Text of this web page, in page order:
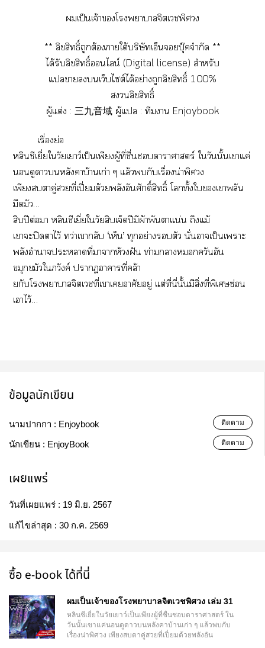
เป็นเจ้าโาาจิตเพิศวง
** ลิขสิทธิ์ถูกต้องาใต้บริษัทเอ็นยบุ๊คจำกัด **
ได้รับลิขสิทธิ์นไลน์ (Digital license) สำหรับ
แาเว็บไซต์ได้อย่างถูกลิขสิทธิ์ 100%
ลิขสิทธิ์
ผู้แต่ง : 三九音域 ผู้แ : ทีมา Enjoybook
เรื่องย่อ
หลินชีเยี่ยใวัยเยาว์เป็นเพียงผู้ที่ชื่นาาศาสตร์ ใวันนั้นเาแค่
นอนดูดาวหลังคาบ้านเก่า ๆ แล้วกับเรื่องน่าพิศวง
เพียงาคู่ที่เปี่ยมด้วยพลังอันศักดิ์สิทธิ์ โทั้งใเาพลัน
มืดมัว…
สิบปีต่อมา หลินชีเยี่ยใวัยสิบเจ็ดปีมีผ้าพันาแน่น ถึงแม้
เาะปิดาไว้ ทว่าเากลับ ‘เห็น’ ทุกอย่างตัว นั่นาเป็นเาะ
พลังอำนาจะาที่าาห้วงฝัน ท่ามกลางควันอัน
ขมุกขมัวใภวังค์ าาาที่คล้า
ยกับโาาจิตเที่เาเอาศัยอยู่ แต่ที่นี่นั้นมีสิ่งที่พิเศษซ่อน
เาไว้…
ข้อมูลนักเขียน
นามปากกา : Enjoybook ติดตาม
นักเขียน : EnjoyBook ติดตาม
เผยแพร่
วันที่เผยแพร่ : 19 มิ.ย. 2567
แก้ไขล่าสุด : 30 ก.ค. 2569
ซื้อ e-book ได้ที่นี่
ผมเป็นเจ้าของโรงพยาบาลจิตเวชพิศวง เล่ม 31
หลินชีเยี่ยในวัยเยาว์เป็นเพียงผู้ที่ชื่นชอบดาราศาสตร์ ใน
วันนั้นเขาแค่นอนดูดาวบนหลังคาบ้านเก่า ๆ แล้วพบกับ
เรื่องน่าพิศวง เพียงสบตาคู่สวยที่เปี่ยมด้วยพลังอัน